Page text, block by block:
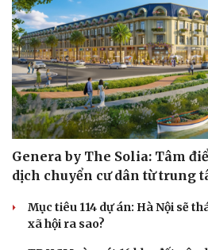
Genera by The Solia: Tâm
dịch chuyển cư dân từ trung
Mục tiêu 114 dự án: Hà Nội sẽ
xã hội ra sao?